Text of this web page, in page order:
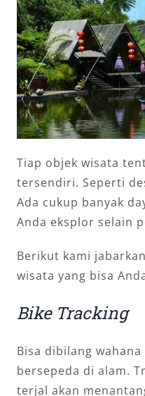
Tiap objek wisata
tersendiri. Seperti
Ada cukup banyak
Anda eksplor selain
Berikut kami
wisata yang bisa
Bike Tracking
Bisa dibilang
bersepeda di alam.
terjal akan